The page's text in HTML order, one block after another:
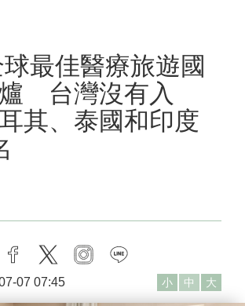
最佳醫療旅遊國
台灣沒有入
其、泰國和印度
facebook
twitter instagram
07 07:45 小 中 大